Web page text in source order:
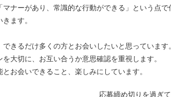
ナーがあり、常識的な行動ができる」という点で
ます。
きるだけ多くの方とお会いしたいと思っています。
大切に、お互い合うか意思確認を重視します。
お会いできること、楽しみにしています。
応募締め切りを過ぎ